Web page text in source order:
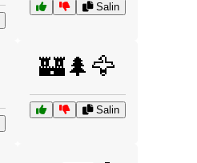
Salin
🏰🌲🦅
Salin